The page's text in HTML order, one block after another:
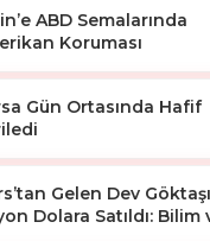
ABD Semalarında
Koruması
Gün Ortasında Hafif
Gelen Dev
Dolara Satıldı: Bilim